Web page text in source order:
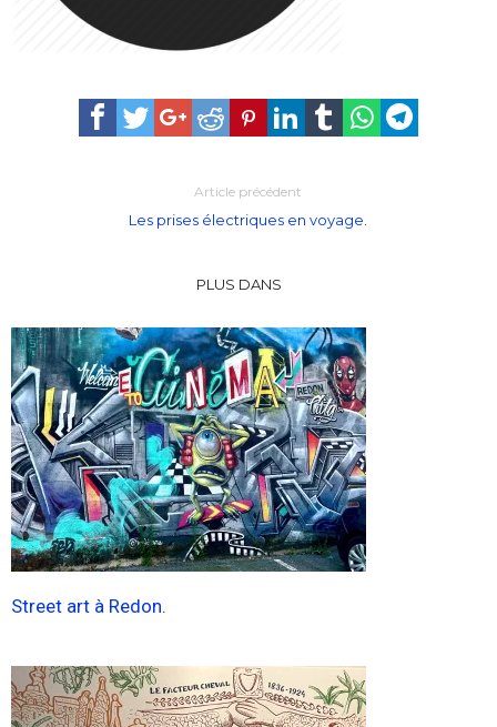
Article précédent
Les prises électriques en voyage.
PLUS DANS
Street art à Redon.